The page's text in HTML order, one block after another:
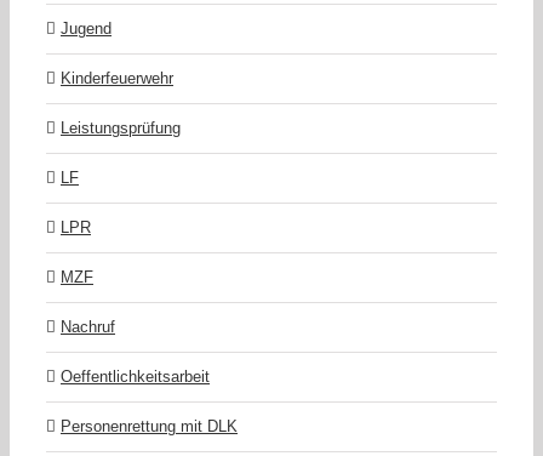
Jugend
Kinderfeuerwehr
Leistungsprüfung
LF
LPR
MZF
Nachruf
Oeffentlichkeitsarbeit
Personenrettung mit DLK